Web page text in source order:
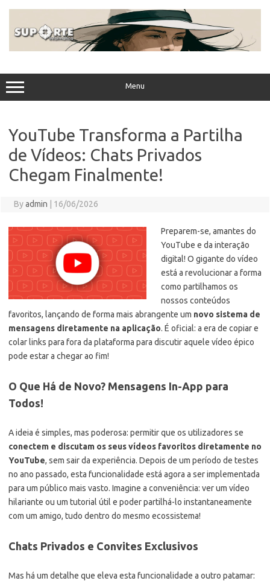
Menu
YouTube Transforma a Partilha
de Vídeos: Chats Privados
Chegam Finalmente!
Byadmin 16/06/2026
Preparem-se, amantes do
YouTube e da interação
digital! O gigante do vídeo
está a revolucionar a forma
como partilhamos os
nossos conteúdos
favoritos, lançando de forma mais abrangente um novo sistema de
mensagens diretamente na aplicação. É oficial: a era de copiar e
colar links para fora da plataforma para discutir aquele vídeo épico
pode estar a chegar ao fim!
O Que Há de Novo? Mensagens In-App para
Todos!
A ideia é simples, mas poderosa: permitir que os utilizadores se
conectem e discutam os seus vídeos favoritos diretamente no
YouTube, sem sair da experiência. Depois de um período de testes
no ano passado, esta funcionalidade está agora a ser implementada
para um público mais vasto. Imagine a conveniência: ver um vídeo
hilariante ou um tutorial útil e poder partilhá-lo instantaneamente
com um amigo, tudo dentro do mesmo ecossistema!
Chats Privados e Convites Exclusivos
Mas há um detalhe que eleva esta funcionalidade a outro patamar: